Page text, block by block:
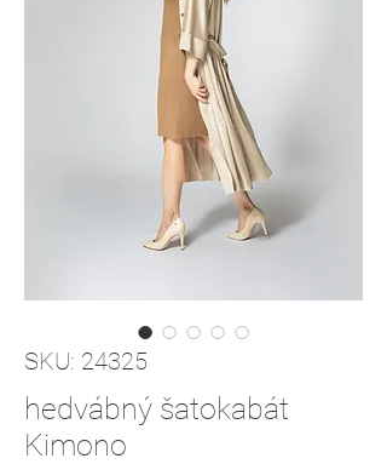
SKU: 24325
hedvábný šatokabát
Kimono